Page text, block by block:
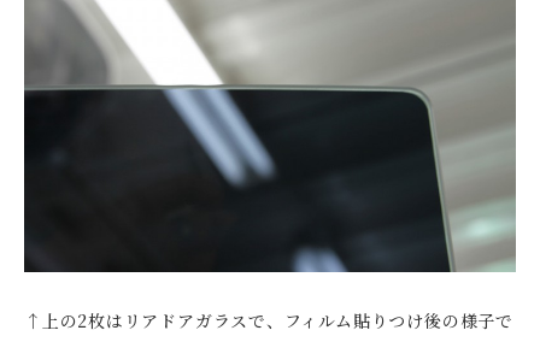
↑上の2枚はリアドアガラスで、フィルム貼りつけ後の様子で